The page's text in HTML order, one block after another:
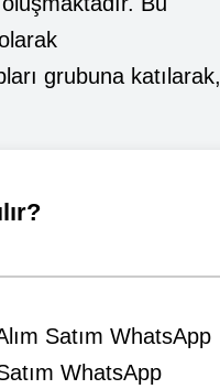
grubuna katılarak,
Satım WhatsApp
WhatsApp